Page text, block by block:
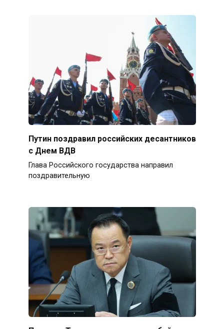
Путин поздравил российских десантников
с Днем ВДВ
Глава Российского государства направил
поздравительную